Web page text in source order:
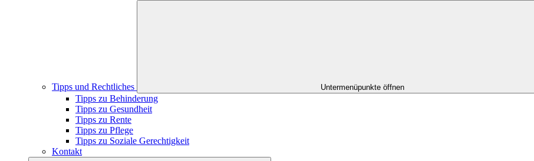
Tipps und Rechtliches Untermenüpunkte öffnen
Tipps zu Behinderung
Tipps zu Gesundheit
Tipps zu Rente
Tipps zu Pflege
Tipps zu Soziale Gerechtigkeit
Kontakt